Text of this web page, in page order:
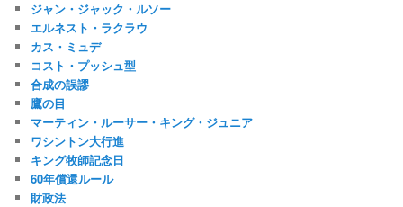
ジャン・ジャック・ルソー
エルネスト・ラクラウ
カス・ミュデ
コスト・プッシュ型
合成の誤謬
鷹の目
マーティン・ルーサー・キング・ジュニア
ワシントン大行進
キング牧師記念日
60年償還ルール
財政法